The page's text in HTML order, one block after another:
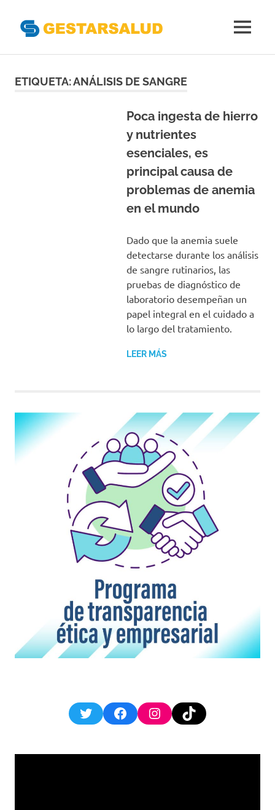
Gestoras
MENÚ
ETIQUETA:ANÁLISIS DE SANGRE
Poca ingesta de hierro
y nutrientes
esenciales, es
principal causa de
problemas de anemia
en el mundo
Dado que la anemia suele
detectarse durante los análisis
de sangre rutinarios, las
pruebas de diagnóstico de
laboratorio desempeñan un
papel integral en el cuidado a
lo largo del tratamiento.
LEER MÁS
TwitterFacebookInstagram
TikTok